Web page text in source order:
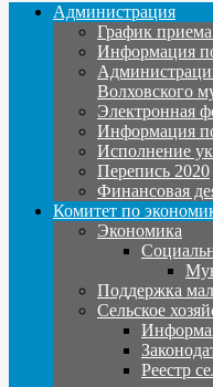
Администрация
График
Информация
Волховского
Электронная
Информация
Исполнение
Перепись 2020
Финансовая
Комитет по
Экономика
Поддержка
Сельское
Реестр